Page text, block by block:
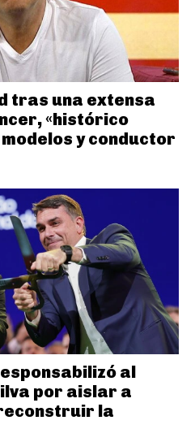
tras una extensa
«histórico
y conductor
al
por aislar a
la